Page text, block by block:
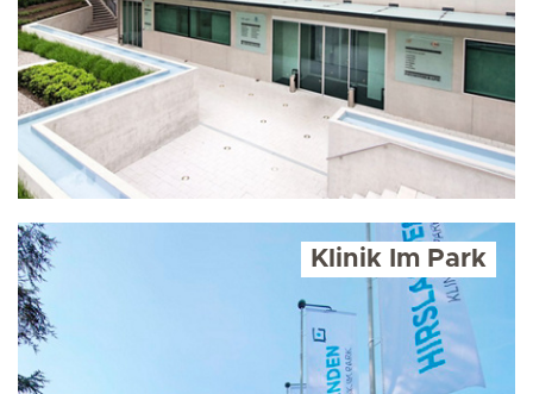
Klinik Im Park